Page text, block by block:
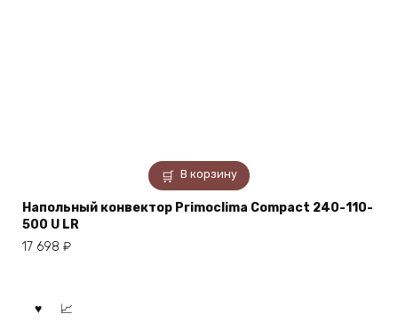
В корзину
Напольный конвектор Primoclima Compact 240-110-
500 U LR
17 698 ₽